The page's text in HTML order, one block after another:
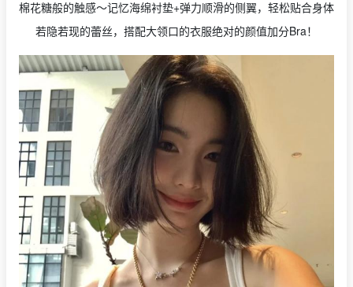
棉花糖般的触感～记忆海绵衬垫+弹力顺滑的侧翼，轻松贴合身体
若隐若现的蕾丝，搭配大领口的衣服绝对的颜值加分Bra！